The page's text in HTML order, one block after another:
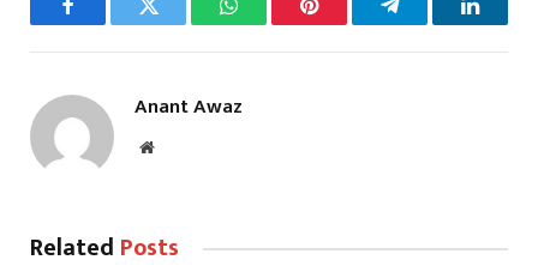
FacebookTwitter WhatsAppPinterest Telegram
Anant Awaz
Website
Related Posts